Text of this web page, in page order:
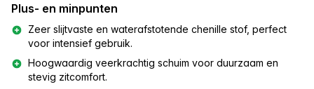
Plus- en minpunten
Zeer slijtvaste en waterafstotende chenille stof, perfect
voor intensief gebruik.
Hoogwaardig veerkrachtig schuim voor duurzaam en
stevig zitcomfort.